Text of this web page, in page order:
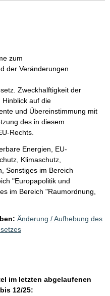
zum
der Veränderungen
Zweckhalftigkeit der
auf die
und Übereinstimmung mit
des in diesem
Rechts.
Energien, EU-
Klimaschutz,
Sonstiges im Bereich
"Europapolitik und
im Bereich "Raumordnung,
Änderung / Aufhebung des
im letzten abgelaufenen
12/25: